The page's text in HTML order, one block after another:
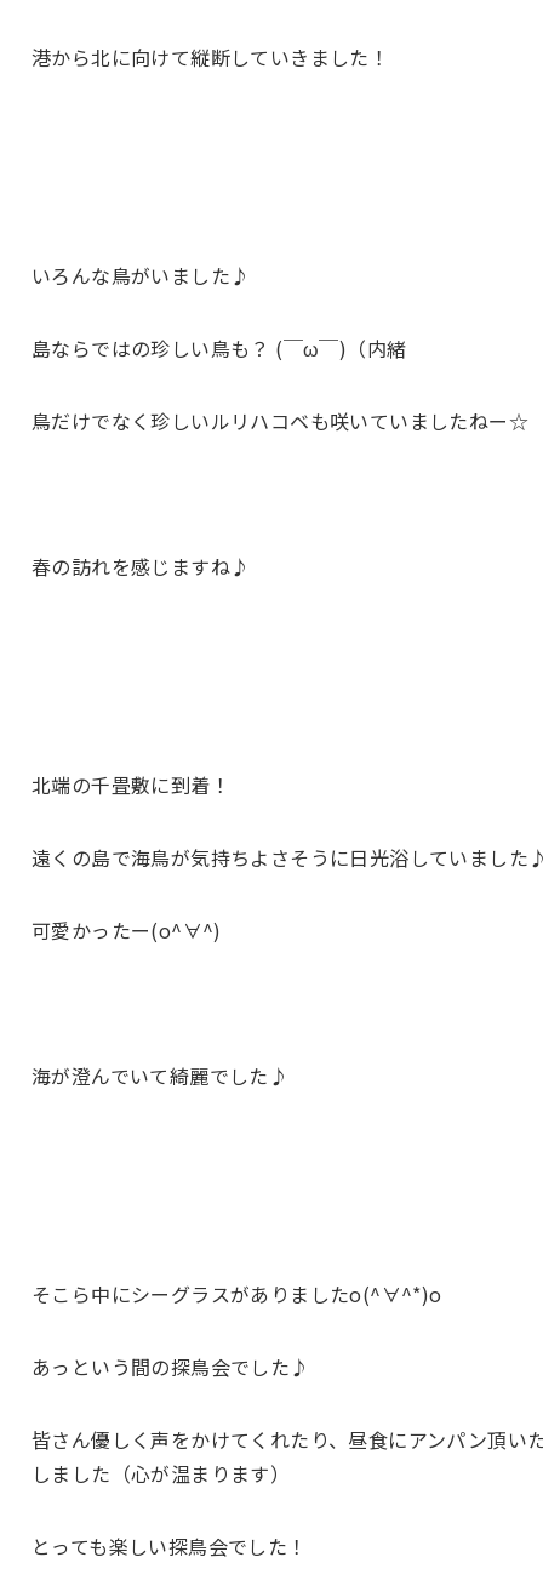
港から北に向けて縦断していきました！
いろんな鳥がいました♪
島ならではの珍しい鳥も？ (￣ω￣)（内緒
鳥だけでなく珍しいルリハコベも咲いていましたねー☆
春の訪れを感じますね♪
北端の千畳敷に到着！
遠くの島で海鳥が気持ちよさそうに日光浴していました
可愛かったー(o^∀^)
海が澄んでいて綺麗でした♪
そこら中にシーグラスがありましたo(^∀^*)o
あっという間の探鳥会でした♪
皆さん優しく声をかけてくれたり、昼食にアンパン頂い
しました（心が温まります）
とっても楽しい探鳥会でした！